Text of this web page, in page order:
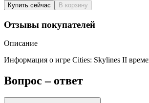
Купить сейчас В корзину
Отзывы покупателей
Описание
Информация о игре Cities: Skylines II
Вопрос – ответ